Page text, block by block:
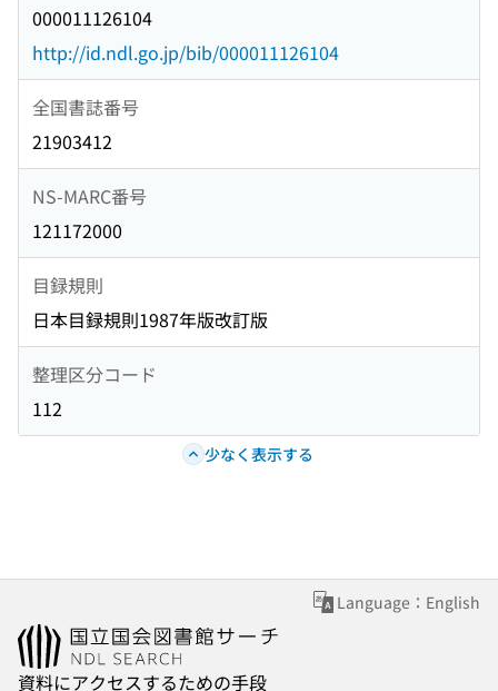
000011126104
http://id.ndl.go.jp/bib/000011126104
全国書誌番号
21903412
NS-MARC番号
121172000
目録規則
日本目録規則1987年版改訂版
整理区分コード
112
少なく表示する
Language：English
資料にアクセスするための手段